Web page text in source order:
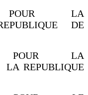
LA
DE
LA
REPUBLIQUE